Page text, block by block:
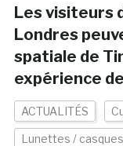
Les visiteurs
Londres
spatiale de
expérience
ACTUALITÉS
Lunettes /